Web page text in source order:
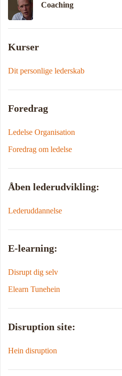
Coaching
Kurser
Dit personlige lederskab
Foredrag
Ledelse Organisation
Foredrag om ledelse
Åben lederudvikling:
Lederuddannelse
E-learning:
Disrupt dig selv
Elearn Tunehein
Disruption site:
Hein disruption